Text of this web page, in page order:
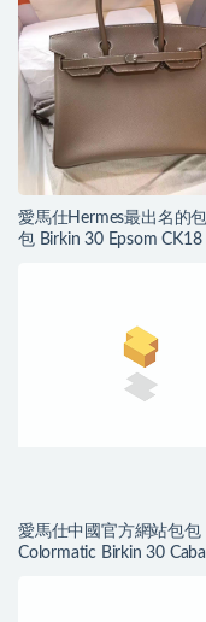
愛馬仕Hermes最出名的
包 Birkin 30 Epsom CK18
愛馬仕中國官方網站包包
Colormatic Birkin 30